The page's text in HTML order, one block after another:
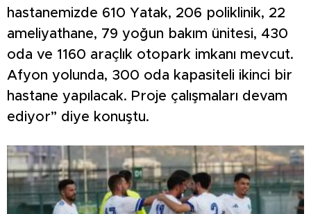
hastanemizde 610 Yatak, 206 poliklinik, 22
ameliyathane, 79 yoğun bakım ünitesi, 430
oda ve 1160 araçlık otopark imkanı mevcut.
Afyon yolunda, 300 oda kapasiteli ikinci bir
hastane yapılacak. Proje çalışmaları devam
ediyor” diye konuştu.